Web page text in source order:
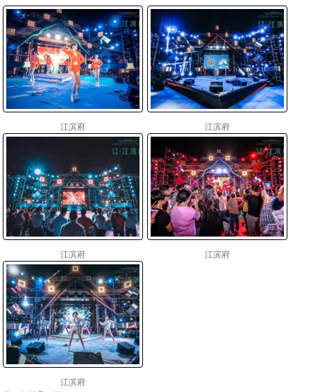
江滨府 江滨府
江滨府 江滨府
江滨府